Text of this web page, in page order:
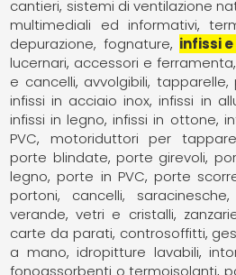
cantieri sistemi di ventilazione
multimediali ed informativi
depurazione, fognature infissi
lucernari accessori e ferramenta
e cancelli avvolgibili, tapparelle,
infissi in acciaio inox infissi in
infissi in legno infissi in ottone
PVC
motoriduttori per
porte blindate porte girevoli
legno porte in PVC porte
portoni, cancelli, saracinesche
verande vetri e cristalli
carte da parati controsoffitti
a mano idropitture lavabili
fonoassorbenti o termoisolanti